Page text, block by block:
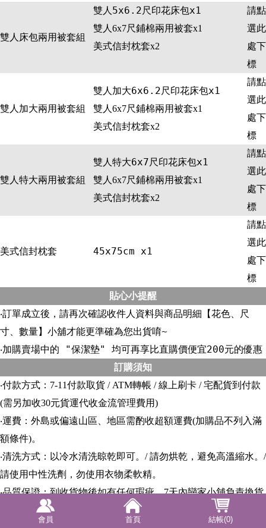
雙人床包兩用被套組
雙人5x6.2尺印花床包x1
雙人6x7尺鋪棉兩用被套x1
美式信封枕套x2
請點
選此
處下
標
雙人加大兩用被套組
雙人加大6x6.2尺印花床包x1
雙人6x7尺鋪棉兩用被套x1
美式信封枕套x2
請點
選此
處下
標
雙人特大兩用被套組
雙人特大6x7尺印花床包x1
雙人6x7尺鋪棉兩用被套x1
美式信封枕套x2
請點
選此
處下
標
美式信封枕套 45x75cm x1
請點
選此
處下
標
貼心小提醒
‧訂單成立後，請再次確認收件人資料與商品明細【花色、尺
寸、數量】小舖才能更準確為您出貨唷~
‧加購賣場中的 "保潔墊" 均可再享比直購價便宜200元的優惠
訂購須知
‧付款方式：7-11付款取貨 / ATM轉帳 / 線上刷卡 / 宅配貨到付款
(需另加收30元貨運代收金流管理費用)
‧運費：外島或偏遠山區、地區需酌收超額運費(加購品不列入滿
額條件)。
‧清洗方式：以冷水清洗晾乾即可。/ 請勿烘乾，避免高溫縮水。/
請使用中性洗劑，勿使用衣物柔軟精。
‧品質保證：到收貨物後如有任何瑕疵，7天內戀家小舖負責換貨
及相關運費
會員 首頁 結帳(0)